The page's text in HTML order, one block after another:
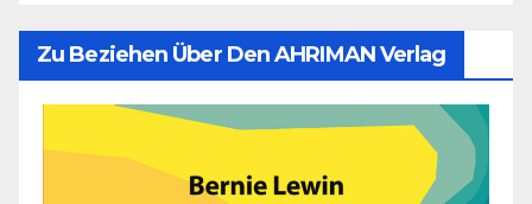
Zu Beziehen Über Den AHRIMAN Verlag